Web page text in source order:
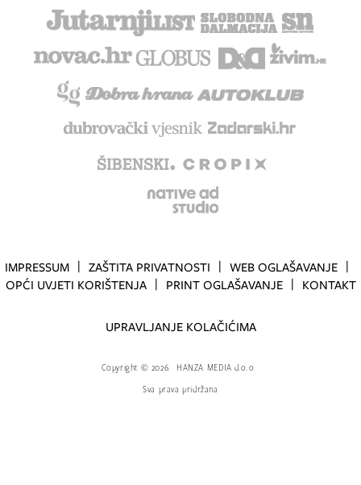
IMPRESSUM ZAŠTITA PRIVATNOSTI
WEB OGLAŠAVANJE
OPĆI UVJETI KORIŠTENJA
PRINT OGLAŠAVANJE KONTAKT
UPRAVLJANJE KOLAČIĆIMA
Copyright © 2026.
HANZA MEDIA d.o.o
Sva prava pridržana